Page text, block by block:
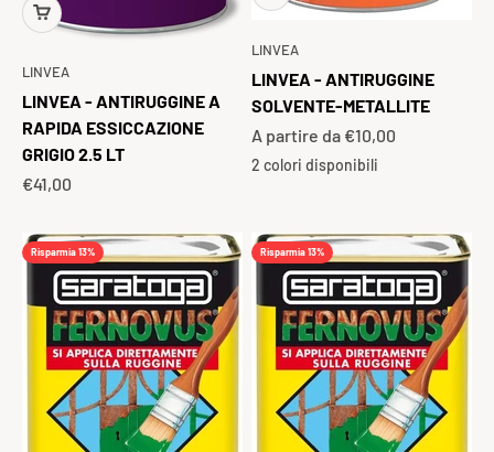
LINVEA
LINVEA - ANTIRUGGINE A
RAPIDA ESSICCAZIONE
GRIGIO 2.5 LT
Prezzo scontato
€41,00
LINVEA
LINVEA - ANTIRUGGINE
SOLVENTE-METALLITE
Prezzo scontato
A partire da €10,00
2 colori disponibili
Risparmia 13% Risparmia 13%